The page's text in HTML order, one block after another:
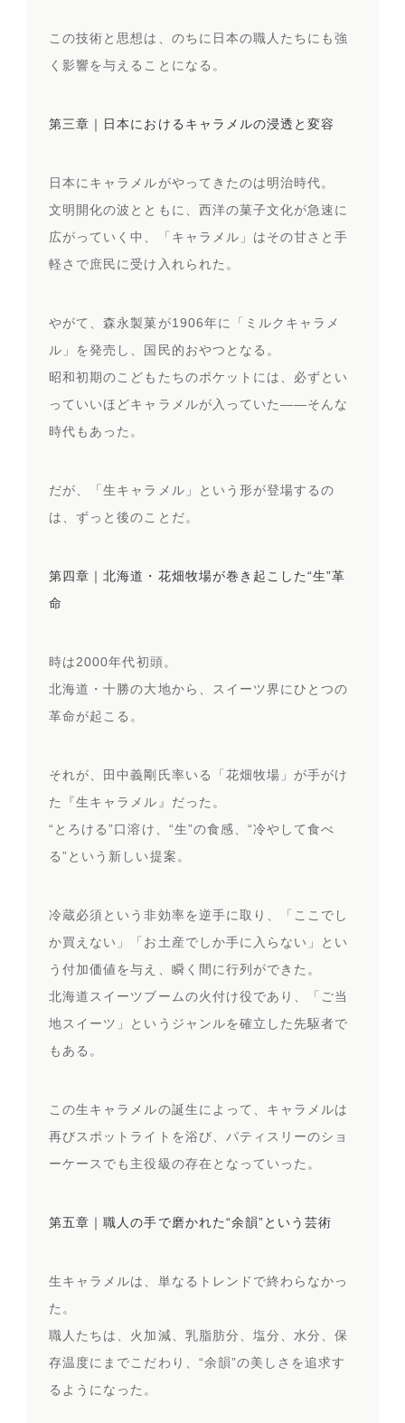
この技術と思想は、のちに日本の職人たちにも強
く影響を与えることになる。
第三章｜日本におけるキャラメルの浸透と変容
日本にキャラメルがやってきたのは明治時代。
文明開化の波とともに、西洋の菓子文化が急速に
広がっていく中、「キャラメル」はその甘さと手
軽さで庶民に受け入れられた。
やがて、森永製菓が1906年に「ミルクキャラメ
ル」を発売し、国民的おやつとなる。
昭和初期のこどもたちのポケットには、必ずとい
っていいほどキャラメルが入っていた——そんな
時代もあった。
だが、「生キャラメル」という形が登場するの
は、ずっと後のことだ。
第四章｜北海道・花畑牧場が巻き起こした“生”革
命
時は2000年代初頭。
北海道・十勝の大地から、スイーツ界にひとつの
革命が起こる。
それが、田中義剛氏率いる「花畑牧場」が手がけ
た『生キャラメル』だった。
“とろける”口溶け、“生”の食感、“冷やして食べ
る”という新しい提案。
冷蔵必須という非効率を逆手に取り、「ここでし
か買えない」「お土産でしか手に入らない」とい
う付加価値を与え、瞬く間に行列ができた。
北海道スイーツブームの火付け役であり、「ご当
地スイーツ」というジャンルを確立した先駆者で
もある。
この生キャラメルの誕生によって、キャラメルは
再びスポットライトを浴び、パティスリーのショ
ーケースでも主役級の存在となっていった。
第五章｜職人の手で磨かれた“余韻”という芸術
生キャラメルは、単なるトレンドで終わらなかっ
た。
職人たちは、火加減、乳脂肪分、塩分、水分、保
存温度にまでこだわり、“余韻”の美しさを追求す
るようになった。